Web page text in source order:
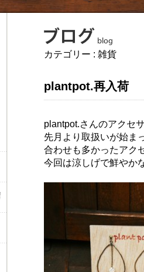
カテゴリー : 雑貨
plantpot.再入荷
plantpot.さんのアクセ
先月より取扱いが始ま
合わせも多かったアク
今回は涼しげで鮮やか